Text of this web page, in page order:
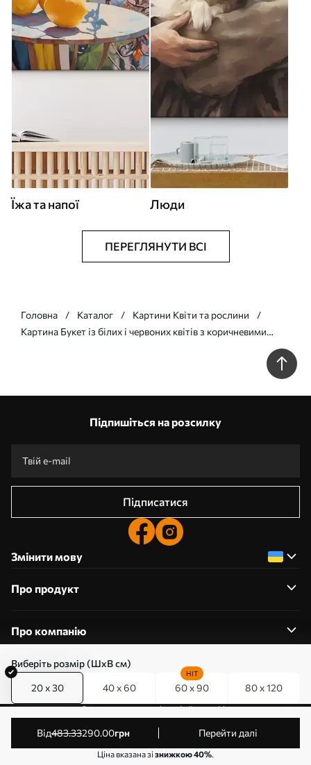
Виберіть розмір (ШхВ см)
20 x 30 40 x 60 60 x 90
HIT
80 x 120
від483.33290.00грн Перейти далі
Ціна вказана зізнижкою 40%.
Їжа та напої Люди
ПЕРЕГЛЯНУТИ ВСІ
Головна Каталог
Картини Квіти та рослини
Картина Букет із білих і червоних квітів з коричневими
Підпишіться на розсилку
Підписатися
Змінити мову
Про продукт
Про компанію
0800357223
Редагування дозволів на файли cookie
© 2011-2026 Art-holst. Усі права захищені. Власник: